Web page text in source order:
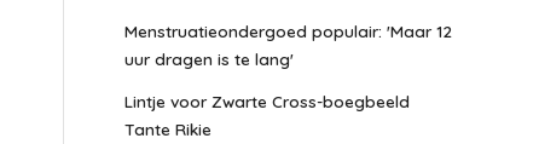
Menstruatieondergoed populair: 'Maar 12
uur dragen is te lang'
Lintje voor Zwarte Cross-boegbeeld
Tante Rikie